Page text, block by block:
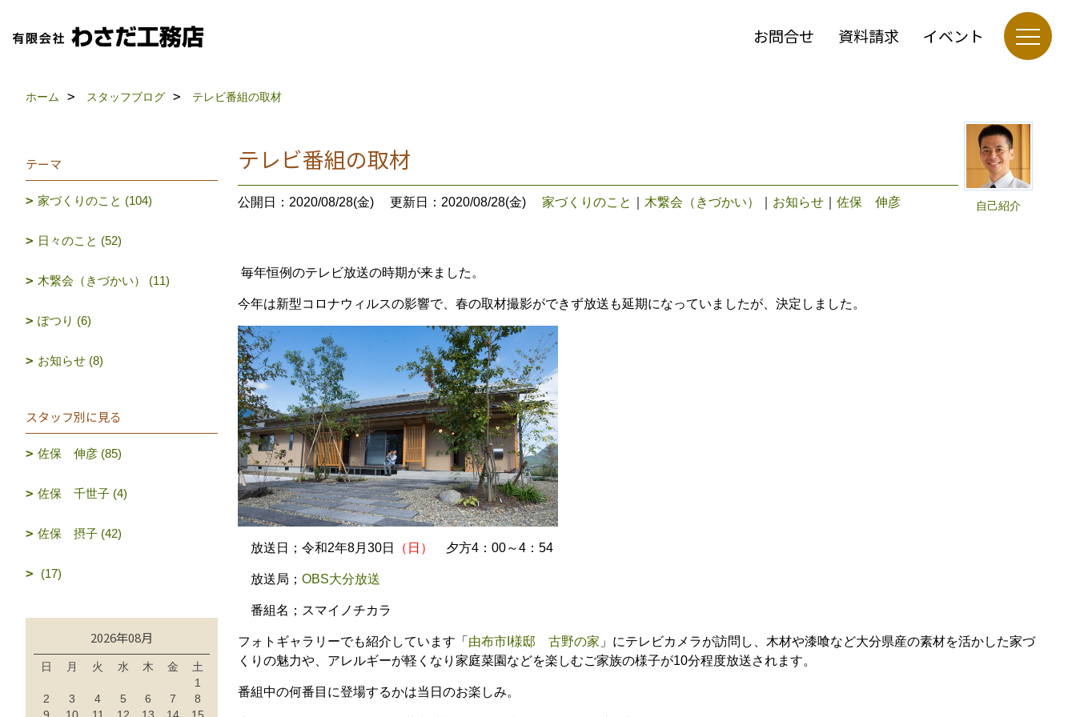
お問合せ 資料請求 イベント
ホーム スタッフブログ テレビ番組の取材
自己紹介
テレビ番組の取材
公開日：2020/08/28(金) 更新日：2020/08/28(金) 家づくりのこと 木繋会（きづかい） お知らせ 佐保 伸彦
毎年恒例のテレビ放送の時期が来ました。
今年は新型コロナウィルスの影響で、春の取材撮影ができず放送も延期になっていましたが、決定しました。
放送日；令和2年8月30日 （日） 夕方4：00～4：54
放送局； OBS大分放送
番組名；スマイノチカラ
フォトギャラリーでも紹介しています「 由布市I様邸 古野の家 」にテレビカメラが訪問し、木材や漆喰など大分県産の素材を活かした家づ
くりの魅力や、アレルギーが軽くなり家庭菜園などを楽しむご家族の様子が10分程度放送されます。
番組中の何番目に登場するかは当日 のお楽しみ。
テーマ
家づくりのこと (104)
日々のこと (52)
木繋会（きづかい） (11)
ぽつり (6)
お知らせ (8)
スタッフ別に見る
佐保 伸彦 (85)
佐保 千世子 (4)
佐保 摂子 (42)
(17)
2026年08月
日 月 火 水 木 金
土
1
2
3 4 5 6 7
8